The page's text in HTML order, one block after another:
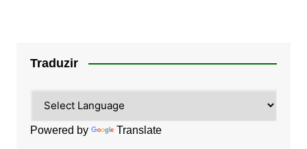
Traduzir
Powered by Translate